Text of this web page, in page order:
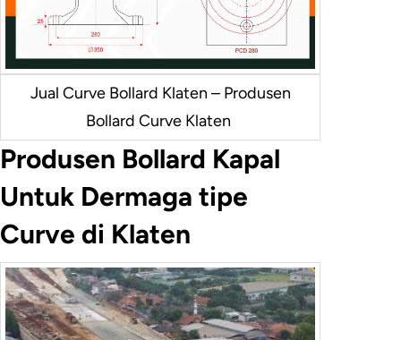
Jual Curve Bollard Klaten – Produsen
Bollard Curve Klaten
Produsen Bollard Kapal
Untuk Dermaga tipe
Curve di Klaten